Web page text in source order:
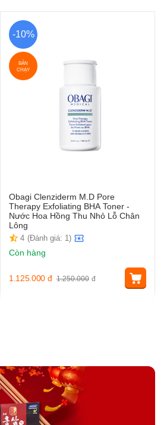
-10%
BÁN
CHẠY
Obagi Clenziderm M.D Pore
Therapy Exfoliating BHA Toner -
Nước Hoa Hồng Thu Nhỏ Lỗ Chân
Lông
4 (Đánh giá: 1)
Còn hàng
1.250.000 đ
1.125.000 đ